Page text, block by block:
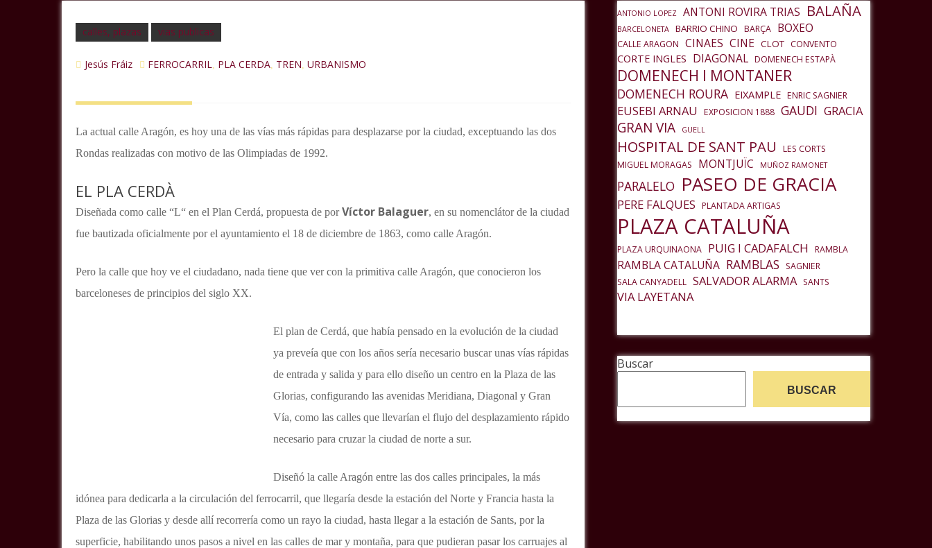
calles, plazas vias publicas
Jesús Fráiz FERROCARRIL, PLA CERDA, TREN, URBANISMO
La actual calle Aragón, es hoy una de las vías más rápidas para desplazarse por la ciudad, exceptuando las dos
Rondas realizadas con motivo de las Olimpiadas de 1992.
EL PLA CERDÀ
Diseñada como calle “L“ en el Plan Cerdá, propuesta de porVíctor Balaguer, en su nomenclátor de la ciudad
fue bautizada oficialmente por el ayuntamiento el 18 de diciembre de 1863, como calle Aragón.
Pero la calle que hoy ve el ciudadano, nada tiene que ver con la primitiva calle Aragón, que conocieron los
barceloneses de principios del siglo XX.
El plan de Cerdá, que había pensado en la evolución de la ciudad
ya preveía que con los años sería necesario buscar unas vías rápidas
de entrada y salida y para ello diseño un centro en la Plaza de las
Glorias, configurando las avenidas Meridiana, Diagonal y Gran
Vía, como las calles que llevarían el flujo del desplazamiento rápido
necesario para cruzar la ciudad de norte a sur.
Diseñó la calle Aragón entre las dos calles principales, la más
idónea para dedicarla a la circulación del ferrocarril, que llegaría desde la estación del Norte y Francia hasta la
Plaza de las Glorias y desde allí recorrería como un rayo la ciudad, hasta llegar a la estación de Sants, por la
superficie, habilitando unos pasos a nivel en las calles de mar y montaña, para que pudieran pasar los carruajes al
ANTONIO LOPEZ ANTONI ROVIRA TRIAS BALAÑA
BARCELONETA BARRIO CHINO BARÇA BOXEO
CALLE ARAGON CINAES CINE CLOT CONVENTO
CORTE INGLES DIAGONAL DOMENECH ESTAPÀ
DOMENECH I MONTANER
DOMENECH ROURA EIXAMPLE ENRIC SAGNIER
EUSEBI ARNAU EXPOSICION 1888 GAUDI GRACIA
GRAN VIA GUELL
HOSPITAL DE SANT PAU
LES CORTS
MIGUEL MORAGAS
MONTJUÏC MUÑOZ RAMONET
PARALELO PASEO DE GRACIA
PERE FALQUES PLANTADA ARTIGAS
PLAZA CATALUÑA
PLAZA URQUINAONA PUIG I CADAFALCH RAMBLA
RAMBLA CATALUÑA RAMBLAS
SAGNIER
SALA CANYADELL SALVADOR ALARMA SANTS
VIA LAYETANA
Buscar
BUSCAR